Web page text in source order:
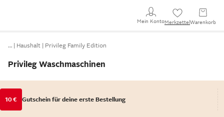
Mein KontoMerkzettel Warenkorb
… Haushalt Privileg Family Edition
Privileg Waschmaschinen
10 € Gutschein für deine erste Bestellung